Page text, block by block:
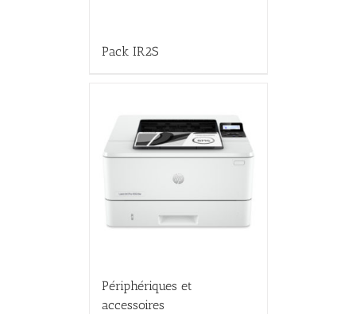
Pack IR2S
Périphériques et
accessoires